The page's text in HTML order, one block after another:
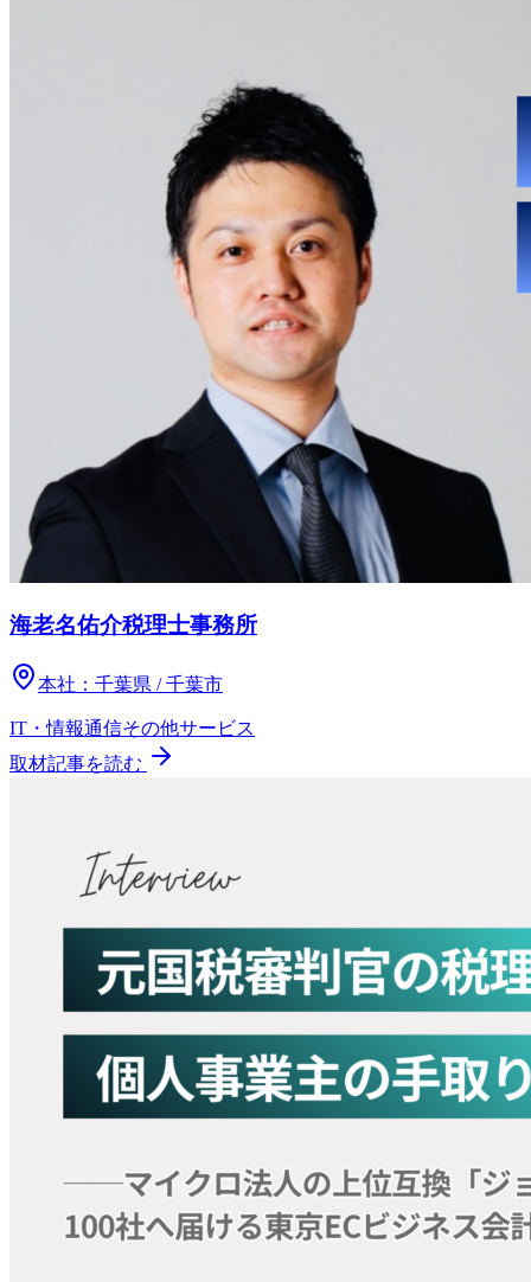
海老名佑介税理士事務所
本社： 千葉県 / 千葉市
IT・情報通信その他サービス
取材記事を読む